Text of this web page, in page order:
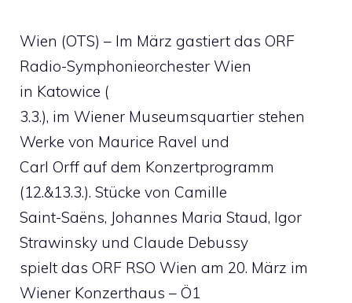
Wien (OTS) – Im März gastiert das ORF
Radio-Symphonieorchester Wien
in Katowice (
3.3.), im Wiener Museumsquartier stehen
Werke von Maurice Ravel und
Carl Orff auf dem Konzertprogramm
(12.&13.3.). Stücke von Camille
Saint-Saëns, Johannes Maria Staud, Igor
Strawinsky und Claude Debussy
spielt das ORF RSO Wien am 20. März im
Wiener Konzerthaus – Ö1